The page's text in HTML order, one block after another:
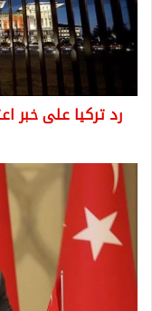
اعتقال
مواطنين
من
قبل
قوات
عاجل
تصريات
لوزير
الدفاع
التركي
يهدد
فيها